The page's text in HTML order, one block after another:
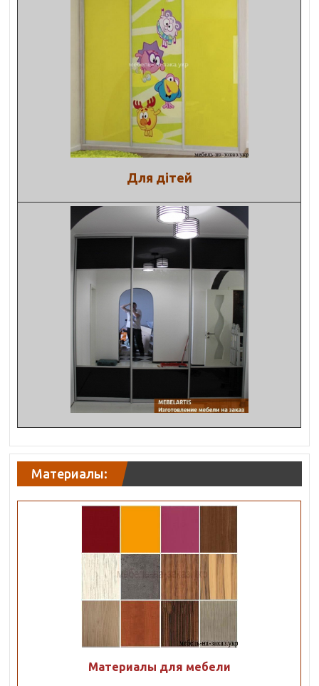
Для дітей
Материалы:
Материалы для мебели